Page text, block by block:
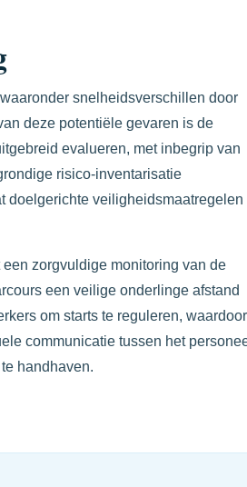
snelheidsverschillen door
deze potentiële gevaren is de
evalueren, met inbegrip van
risico-inventarisatie
doelgerichte veiligheidsmaatregelen
zorgvuldige monitoring van de
een veilige onderlinge afstand
om starts te reguleren, waardoor
communicatie tussen het
handhaven.